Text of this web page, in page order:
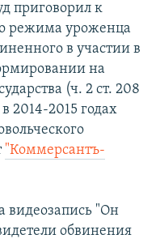
приговорил к
режима уроженца
в участии в
на
(ч. 2 ст. 208
2014-2015 годах
"Коммерсантъ-
видеозапись "Он
обвинения